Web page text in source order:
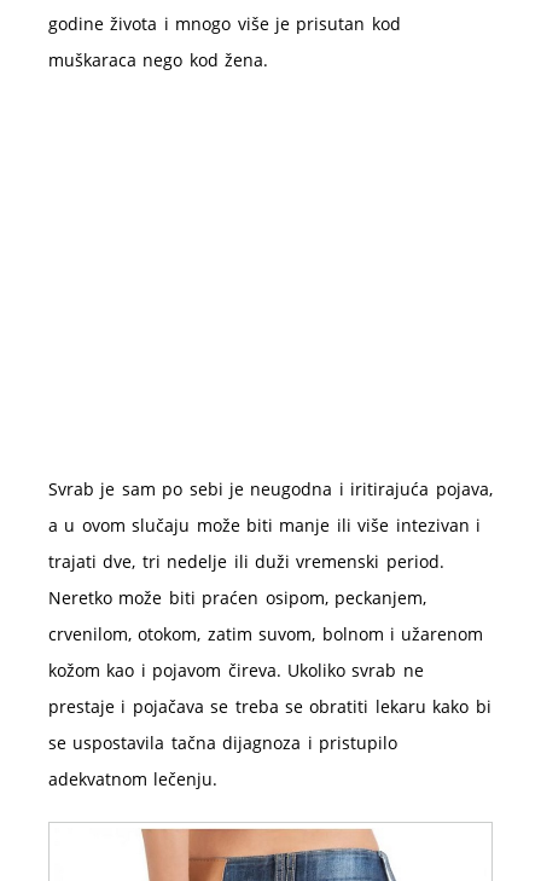
godine života i mnogo više je prisutan kod
muškaraca nego kod žena.
Svrab je sam po sebi je neugodna i iritirajuća pojava,
a u ovom slučaju može biti manje ili više intezivan i
trajati dve, tri nedelje ili duži vremenski period.
Neretko može biti praćen osipom, peckanjem,
crvenilom, otokom, zatim suvom, bolnom i užarenom
kožom kao i pojavom čireva. Ukoliko svrab ne
prestaje i pojačava se treba se obratiti lekaru kako bi
se uspostavila tačna dijagnoza i pristupilo
adekvatnom lečenju.